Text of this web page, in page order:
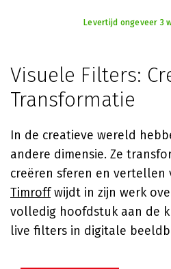
Levertijd ongeveer 3
Visuele Filters:
Transformatie
In de creatieve wereld
andere dimensie. Ze
creëren sferen en vertellen
Timroffwijdt in zijn werk
volledig hoofdstuk aan de
live filters in digitale